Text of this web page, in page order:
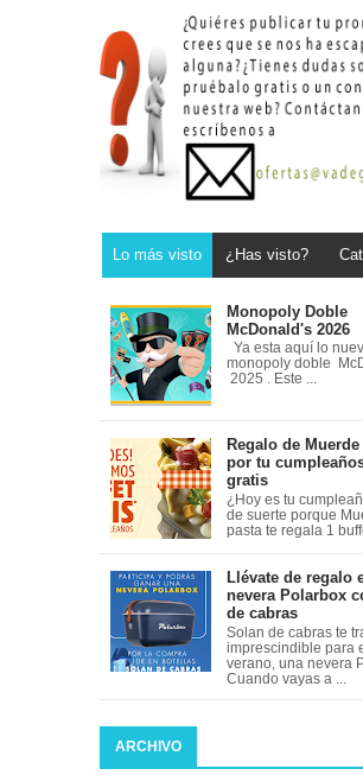
Lo más visto ¿Has visto?
Monopoly Doble
McDonald's 2026
Ya esta aquí lo
monopoly doble
2025 . Este ...
Regalo de
por tu
gratis
¿Hoy es tu
de suerte porque
pasta te regala 1
Llévate de regalo
nevera Polarbox
de cabras
Solan de cabras te
imprescindible para
verano, una nevera
Cuando vayas a ...
ARCHIVO